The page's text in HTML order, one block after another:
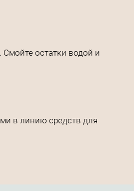
остатки водой и
в линию средств для